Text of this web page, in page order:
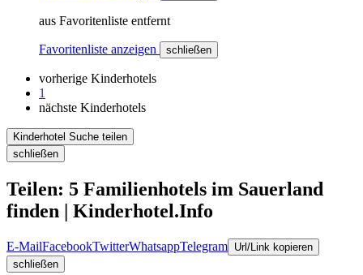
aus Favoritenliste entfernt
Favoritenliste anzeigen schließen
vorherige Kinderhotels
1
nächste Kinderhotels
Kinderhotel Suche teilen
schließen
Teilen: 5 Familienhotels im Sauerland
finden | Kinderhotel.Info
E-MailFacebookTwitterWhatsappTelegram Url/Link kopieren
schließen